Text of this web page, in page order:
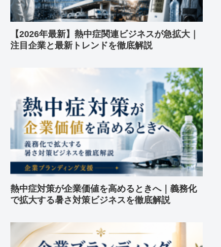
【2026年最新】熱中症関連ビジネスが急拡大｜
注目企業と最新トレンドを徹底解説
熱中症対策が企業価値を高めるときへ｜義務化
で拡大する暑さ対策ビジネスを徹底解説